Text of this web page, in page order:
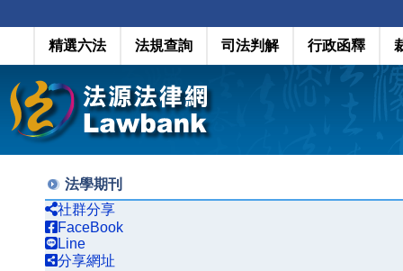
精選六法 法規查詢 司法判解 行政函釋
法學期刊
社群分享
FaceBook
Line
分享網址